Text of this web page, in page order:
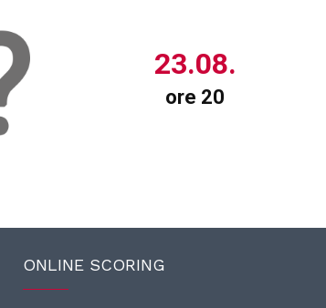
23.08.
ore 20
ONLINE SCORING